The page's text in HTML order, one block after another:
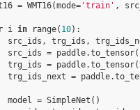
= WMT16(mode= 'train' ,
i in range( 10):
src_ids , trg_ids ,
src_ids = paddle.to_tensor(
trg_ids = paddle.to_tensor(
trg_ids_next = paddle.
model = SimpleNet ()